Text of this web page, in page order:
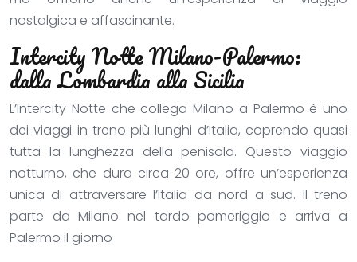
nostalgica e affascinante.
Intercity Notte Milano-Palermo:
dalla Lombardia alla Sicilia
L’Intercity Notte che collega Milano a Palermo è uno
dei viaggi in treno più lunghi d’Italia, coprendo quasi
tutta la lunghezza della penisola. Questo viaggio
notturno, che dura circa 20 ore, offre un’esperienza
unica di attraversare l’Italia da nord a sud. Il treno
parte da Milano nel tardo pomeriggio e arriva a
Palermo il giorno